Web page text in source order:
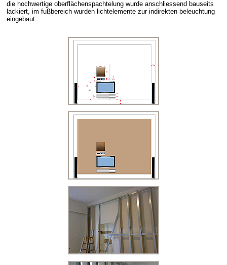
die hochwertige oberflächenspachtelung wurde anschliessend bauseits
lackiert, im fußbereich wurden lichtelemente zur indirekten beleuchtung
eingebaut